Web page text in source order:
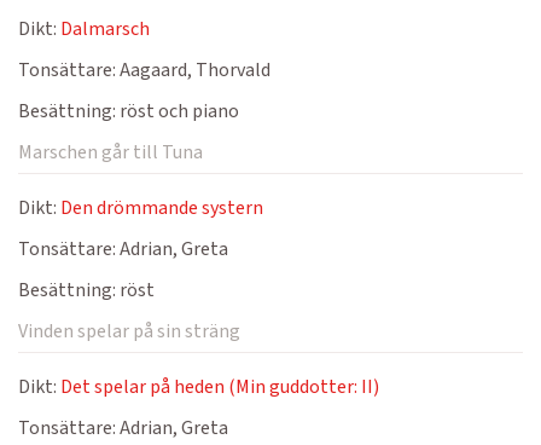
Dikt: Dalmarsch
Tonsättare:Aagaard, Thorvald
Besättning: röst och piano
Marschen går till Tuna
Dikt: Den drömmande systern
Tonsättare:Adrian, Greta
Besättning: röst
Vinden spelar på sin sträng
Dikt: Det spelar på heden (Min guddotter: II)
Tonsättare:Adrian, Greta